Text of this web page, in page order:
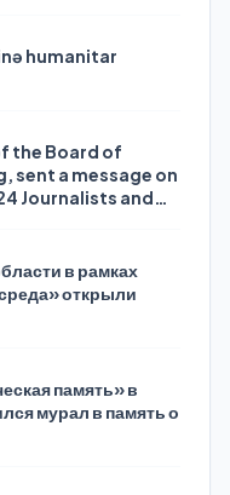
humanitar
the Board of
sent a message on
Journalists and
в рамках
открыли
память» в
мурал в память о